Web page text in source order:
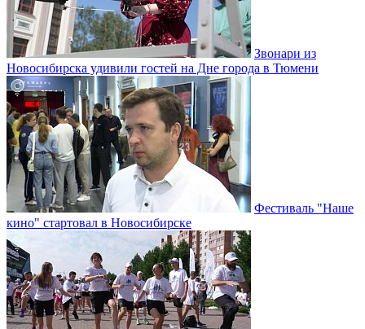
Звонари из
Новосибирска удивили гостей на Дне города в Тюмени
Фестиваль "Наше
кино" стартовал в Новосибирске